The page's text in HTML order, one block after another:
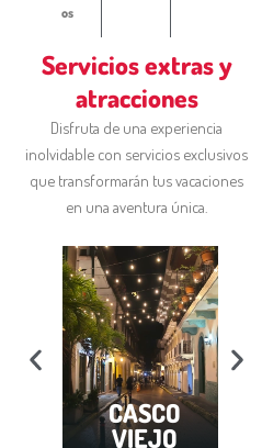
os
Servicios extras y
atracciones
Disfruta de una experiencia
inolvidable con servicios exclusivos
que transformarán tus vacaciones
en una aventura única.
CASCO
VIEJO